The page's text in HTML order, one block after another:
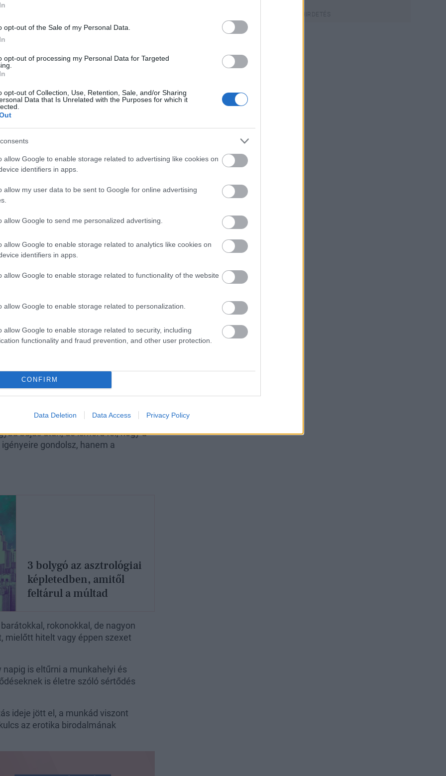
opt-out of the Sale of my Personal Data.
opt-out of processing my Personal Data for Targeted
opt-out of Collection, Use, Retention, Sale, and/or Sharing
Data that Is Unrelated with the Purposes for which it
allow Google to enable storage related to advertising like cookies on
identifiers in apps.
allow my user data to be sent to Google for online advertising
allow Google to send me personalized advertising.
allow Google to enable storage related to analytics like cookies on
identifiers in apps.
allow Google to enable storage related to functionality of the website
allow Google to enable storage related to personalization.
allow Google to enable storage related to security, including
functionality and fraud prevention, and other user protection.
CONFIRM
Data Deletion Data Access Privacy Policy
jegyed szerint
szerelem, illetve a vágy, hogy
el, mit veszíthetsz: ne hagyd el a
otthon tartsd kordában
izmaid edzésével fokozhatod
tesz rád, légy
meggyőződésed és
jelképe, ám ha a párod jobban
vagy bármi más megvételével
intimtornára, a társulásokból
anyagi-szexuális rabságban tartani
bújás után, de ismerd fel, hogy a
gondolsz, hanem a
3 bolygó az asztrológiai
képletedben, amitől
feltárul a múltad
rokonokkal, de nagyon
mielőtt hitelt vagy éppen szexet
is eltűrni a munkahelyi és
is életre szóló sértődés
ideje jött el, a munkád viszont
az erotika birodalmának